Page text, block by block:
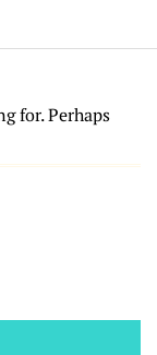
for. Perhaps